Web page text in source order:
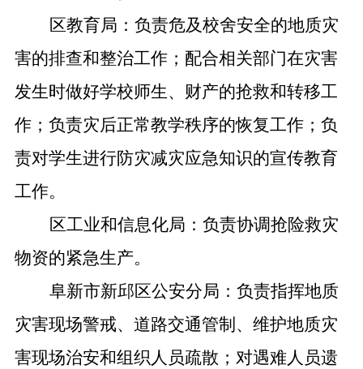
区教育局：负责危及校舍安全的地质灾
害的排查和整治工作；配合相关部门在灾害
发生时做好学校师生、财产的抢救和转移工
作；负责灾后正常教学秩序的恢复工作；负
责对学生进行防灾减灾应急知识的宣传教育
工作。
区工业和信息化局：负责协调抢险救灾
物资的紧急生产。
阜新市新邱区公安分局：负责指挥地质
灾害现场警戒、道路交通管制、维护地质灾
害现场治安和组织人员疏散；对遇难人员遗